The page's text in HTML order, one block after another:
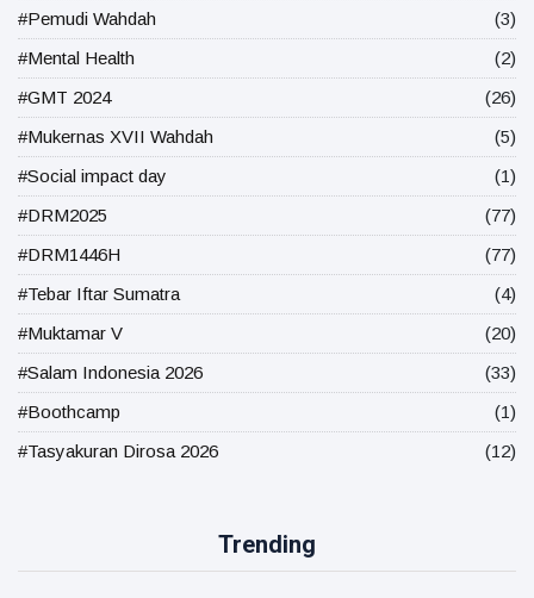
#Pemudi Wahdah
(3)
#Mental Health
(2)
#GMT 2024
(26)
#Mukernas XVII Wahdah
(5)
#Social impact day
(1)
#DRM2025
(77)
#DRM1446H
(77)
#Tebar Iftar Sumatra
(4)
#Muktamar V
(20)
#Salam Indonesia 2026
(33)
#Boothcamp
(1)
#Tasyakuran Dirosa 2026
(12)
Trending